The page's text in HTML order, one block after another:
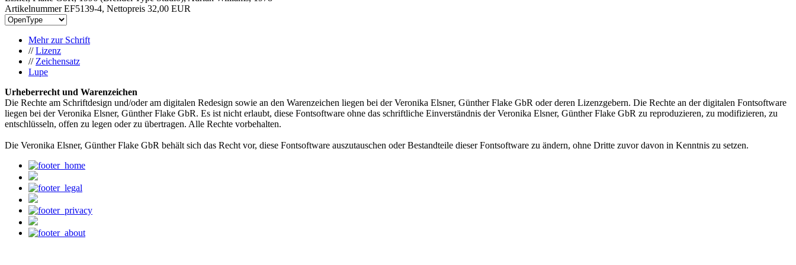
Artikelnummer EF5139-4, Nettopreis 32,00 EUR
Mehr zur Schrift
//Lizenz
// Zeichensatz
Lupe
Urheberrecht und Warenzeichen
Die Rechte am Schriftdesign und/oder am digitalen Redesign sowie an den Warenzeichen liegen bei der Veronika Elsner, Günther Flake GbR oder deren Lizenzgebern. Die Rechte an der digitalen Fontsoftware
liegen bei der Veronika Elsner, Günther Flake GbR. Es ist nicht erlaubt, diese Fontsoftware ohne das schriftliche Einverständnis der Veronika Elsner, Günther Flake GbR zu reproduzieren, zu modifizieren, zu
entschlüsseln, offen zu legen oder zu übertragen. Alle Rechte vorbehalten.
Die Veronika Elsner, Günther Flake GbR behält sich das Recht vor, diese Fontsoftware auszutauschen oder Bestandteile dieser Fontsoftware zu ändern, ohne Dritte zuvor davon in Kenntnis zu setzen.